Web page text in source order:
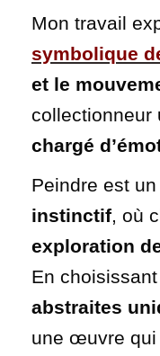
Mon travail
symbolique
et le
collectionneur
chargé
Peindre est
instinctif, où
exploration
En
abstraites
une œuvre qui